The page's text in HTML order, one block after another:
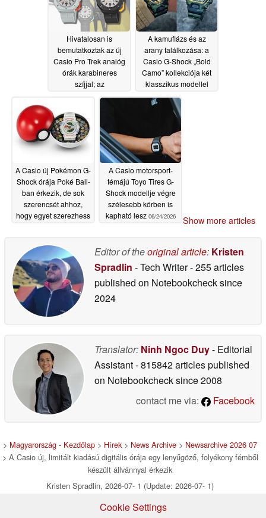
Hivatalosan is
bemutatkoztak az új
Casio Pro Trek analóg
órák karabineres
szíjjal; az
A kamuflázs és az
arany találkozása: a
Casio G-Shock „Bold
Camo” kollekciója két
klasszikus modellel
Királyságba
A Casio új Pokémon G-
Shock órája Poké Ball-
ban érkezik, de sok
szerencsét ahhoz,
hogy egyet szerezhess
A Casio motorsport-
témájú Toyo Tires G-
Shock modellje végre
szélesebb körben is
kapható lesz 06/24/2026 Show more articles
Editor of theoriginal article: Kristen
Spradlin - Tech Writer- 255 articles
published on Notebookchecksince
2024
Translator: Ninh Ngoc Duy- Editorial
Assistant- 815842 articles published
on Notebookchecksince 2008
contact me via:
Facebook
> Magyarország - Kezdőlap > Hírek> News Archive > Newsarchive 2026 07
> A Casio új, limitált kiadású digitális órája egy lenyűgöző, folyékony fémből
készült állvánnyal érkezik
Kristen Spradlin, 2026-07- 1 (Update: 2026-07- 1)
Cookie Settings